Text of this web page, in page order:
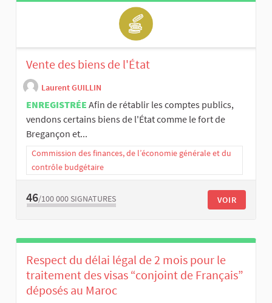
Vente des biens de l'État
Laurent GUILLIN
ENREGISTRÉE Afin de rétablir les comptes publics,
vendons certains biens de l'État comme le fort de
Bregançon et...
Commission des finances, de l’économie générale et du
contrôle budgétaire
46/100 000 SIGNATURES VOIR
Respect du délai légal de 2 mois pour le
traitement des visas “conjoint de Français”
déposés au Maroc